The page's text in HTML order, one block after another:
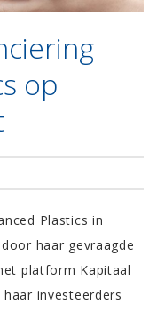
op
Plastics in
haar gevraagde
platform Kapitaal
investeerders